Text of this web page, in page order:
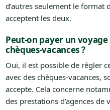
d’autres seulement le format
acceptent les deux.
Peut-on payer un
chèques-vacances ?
Oui, il est possible de régler
avec des chèques-vacances,
accepte. Cela concerne
des prestations d’agences